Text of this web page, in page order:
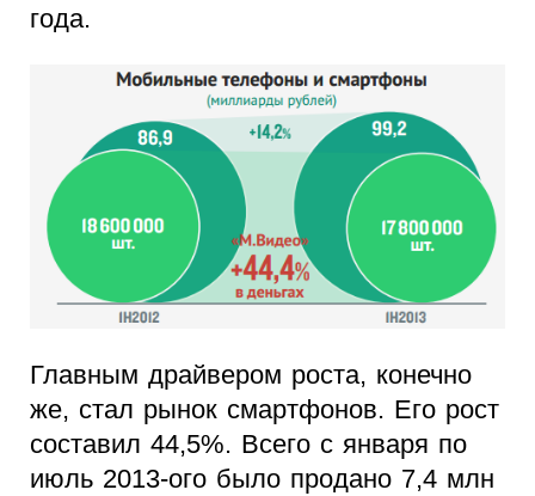
года.
Главным драйвером роста, конечно
же, стал рынок смартфонов. Его рост
составил 44,5%. Всего с января по
июль 2013-ого было продано 7,4 млн